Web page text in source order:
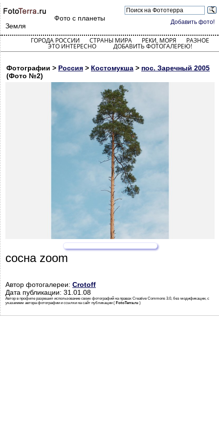
Добавить фото!
Фото с планеты
Земля
ГОРОДА РОССИИ СТРАНЫ МИРА РЕКИ, МОРЯ РАЗНОЕ
ЭТО ИНТЕРЕСНО ДОБАВИТЬ ФОТОГАЛЕРЕЮ!
Фотографии > Россия > Костомукша > пос. Заречный 2005
(Фото №2)
сосна zoom
Автор фотогалереи: Crotoff
Дата публикации: 31.01.08
Автор в профиле разрешил использование своих фотографий на правах Creative Commons 3.0, без модификации, с
указанием автора фотографии и ссылки на сайт публикации ( FotoTerra.ru )